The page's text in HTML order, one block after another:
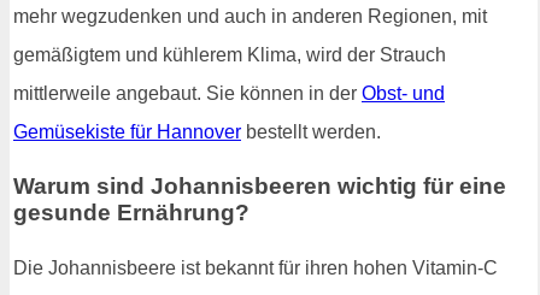
mehr wegzudenken und auch in anderen Regionen, mit
gemäßigtem und kühlerem Klima, wird der Strauch
mittlerweile angebaut. Sie können in der Obst- und
Gemüsekiste für Hannover bestellt werden.
Warum sind Johannisbeeren wichtig für eine
gesunde Ernährung?
Die Johannisbeere ist bekannt für ihren hohen Vitamin-C